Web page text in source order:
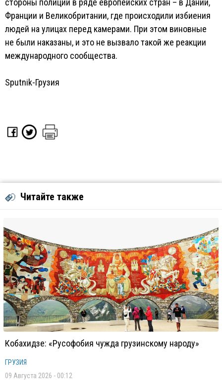
стороны полиции в ряде европейских стран – в Дании,
Франции и Великобритании, где происходили избиения
людей на улицах перед камерами. При этом виновные
не были наказаны, и это не вызвало такой же реакции
международного сообщества.
Sputnik-Грузия
Читайте также
Кобахидзе: «Русофобия чужда грузинскому народу»
ГРУЗИЯ
09 Августа 2026 - 00:12